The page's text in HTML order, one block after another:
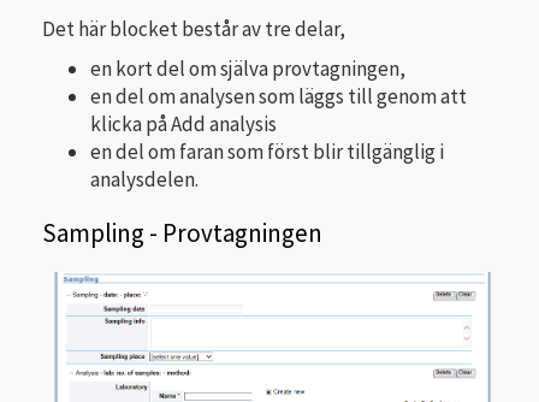
Det här blocket består av tre delar,
en kort del om själva provtagningen,
en del om analysen som läggs till genom att
klicka på Add analysis
en del om faran som först blir tillgänglig i
analysdelen.
Sampling - Provtagningen